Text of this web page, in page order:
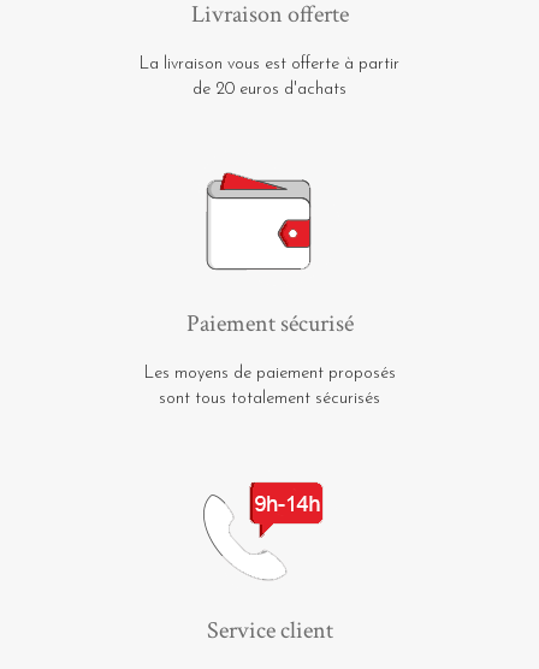
Livraison offerte
La livraison vous est offerte à partir
de 20 euros d'achats
Paiement sécurisé
Les moyens de paiement proposés
sont tous totalement sécurisés
Service client